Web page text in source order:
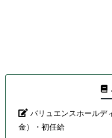
バリュエンスホールデ
金）・初任給